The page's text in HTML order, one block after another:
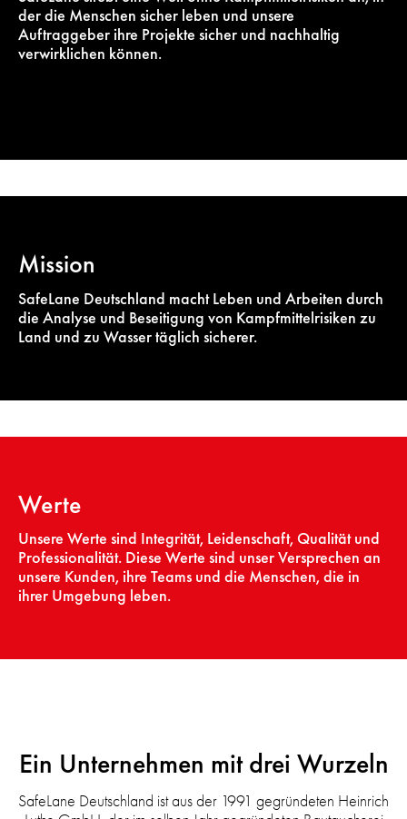
der die Menschen sicher leben und unsere
Auftraggeber ihre Projekte sicher und nachhaltig
verwirklichen können.
Mission
SafeLane Deutschland macht Leben und Arbeiten durch
die Analyse und Beseitigung von Kampfmittelrisiken zu
Land und zu Wasser täglich sicherer.
Werte
Unsere Werte sind Integrität, Leidenschaft, Qualität und
Professionalität. Diese Werte sind unser Versprechen an
unsere Kunden, ihre Teams und die Menschen, die in
ihrer Umgebung leben.
Ein Unternehmen mit drei Wurzeln
SafeLane Deutschland ist aus der 1991 gegründeten Heinrich